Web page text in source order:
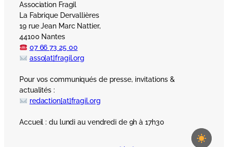
Association Fragil
La Fabrique Dervallières
19 rue Jean Marc Nattier,
44100 Nantes
07 66 73 25 00
asso[at]fragil.org
Pour vos communiqués de presse, invitations &
actualités :
redaction[at]fragil.org
Accueil : du lundi au vendredi de 9h à 17h30